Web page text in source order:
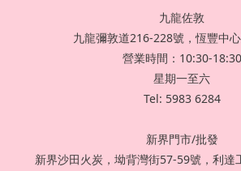
九龍佐敦
九龍彌敦道216-228號，恆豐中
營業時間：10:30-18:30
星期一至六
Tel: 5983 6284
新界門市/批發
新界沙田火炭，坳背灣街57-59號，利達